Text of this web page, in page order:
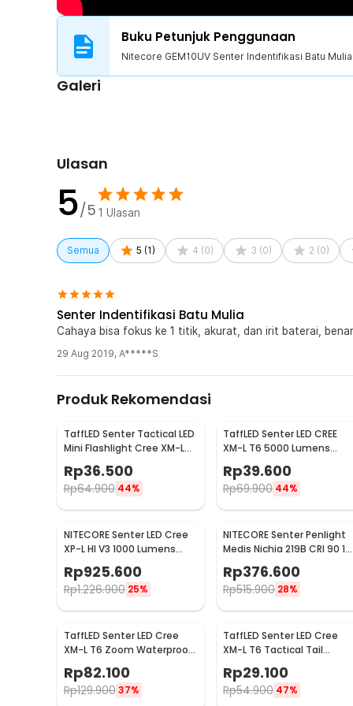
Sinar UV ini dapat digunakan untuk mengecek
Cukup putar switch ini untuk mengubah tingkat
Buku Petunjuk Penggunaan
Nitecore GEM10UV Senter Indentifikasi Batu
Galeri
Ulasan
5/5 1 Ulasan
Semua 5 (1) 4 (0) 3 (0) 2 (0)
Senter Indentifikasi Batu Mulia
Cahaya bisa fokus ke 1 titik, akurat, dan irit baterai,
29 Aug 2019, A*****S
Produk Rekomendasi
TaffLED Senter Tactical LED
Mini Flashlight Cree XM-L
T6 2000 Lumens - E17
Rp36.500
Rp64.900 44%
TaffLED Senter LED CREE
XM-L T6 5000 Lumens
Zoom 5 Mode Baterai
26650 - E97
Rp39.600
Rp69.900 44%
NITECORE Senter LED Cree
XP-L HI V3 1000 Lumens
Hunting Flashlight - New
P30
Rp925.600
Rp1.226.900 25%
NITECORE Senter Penlight
Medis Nichia 219B CRI 90 180
Lumens IPX8 - MT06MD
Rp376.600
Rp515.900 28%
TaffLED Senter LED Cree
XM-L T6 Zoom Waterproof
IP65 8000 Lumens - E17
COB
Rp82.100
Rp129.900 37%
TaffLED Senter LED Cree
XM-L T6 Tactical Tail
Rp29.100
Rp54.900 47%